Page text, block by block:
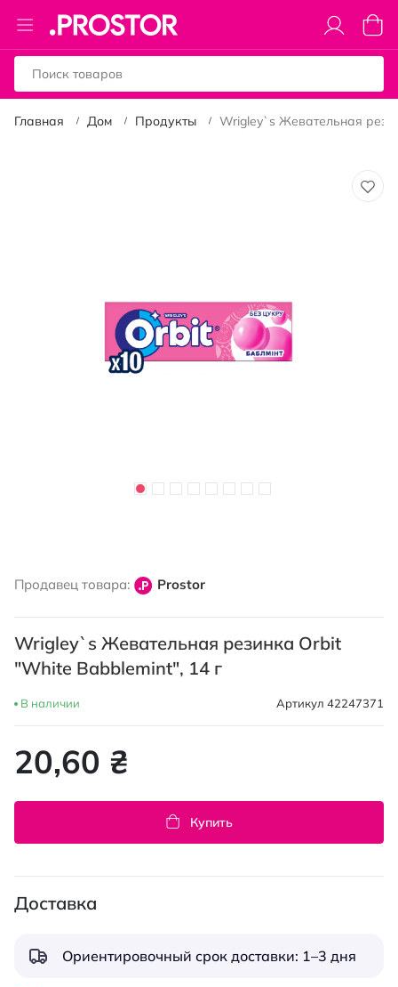
Toggle
Nav
Моя
Главная Дом Продукты Wrigley`s Жевательная
началу
изображений
Продавец товара: Prostor
Wrigley`s Жевательная резинка Оrbit
"White Babblemint", 14 г
В наличии Артикул 42247371
20,60 ₴
Купить
Доставка
Ориентировочный срок доставки: 1–3 дня